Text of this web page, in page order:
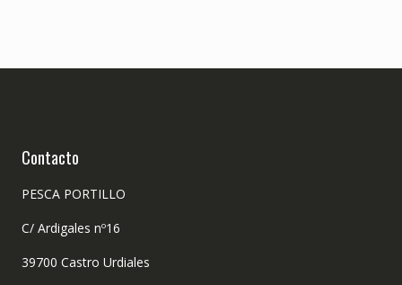
Contacto
PESCA PORTILLO
C/ Ardigales nº16
39700 Castro Urdiales